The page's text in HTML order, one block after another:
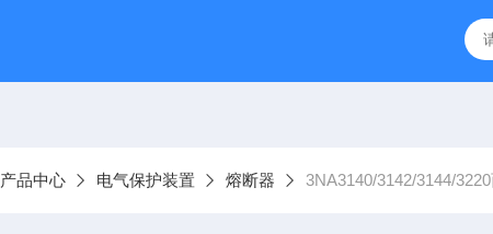
产品中心 电气保护装置 熔断器 3NA3140/3142/3144/3220